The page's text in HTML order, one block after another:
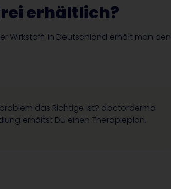
erhältlich?
Wirkstoff. In Deutschland erhält man den
das Richtige ist? doctorderma
erhältst Du einen Therapieplan.